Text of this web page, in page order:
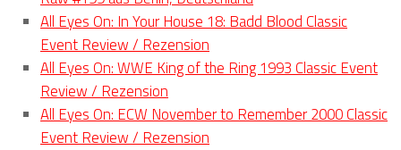
All Eyes On: In Your House 18: Badd Blood Classic
Event Review / Rezension
All Eyes On: WWE King of the Ring 1993 Classic Event
Review / Rezension
All Eyes On: ECW November to Remember 2000 Classic
Event Review / Rezension